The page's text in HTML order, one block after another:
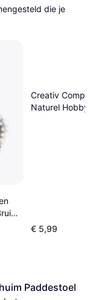
die je
Creativ
Naturel
€ 5,99
Paddestoel